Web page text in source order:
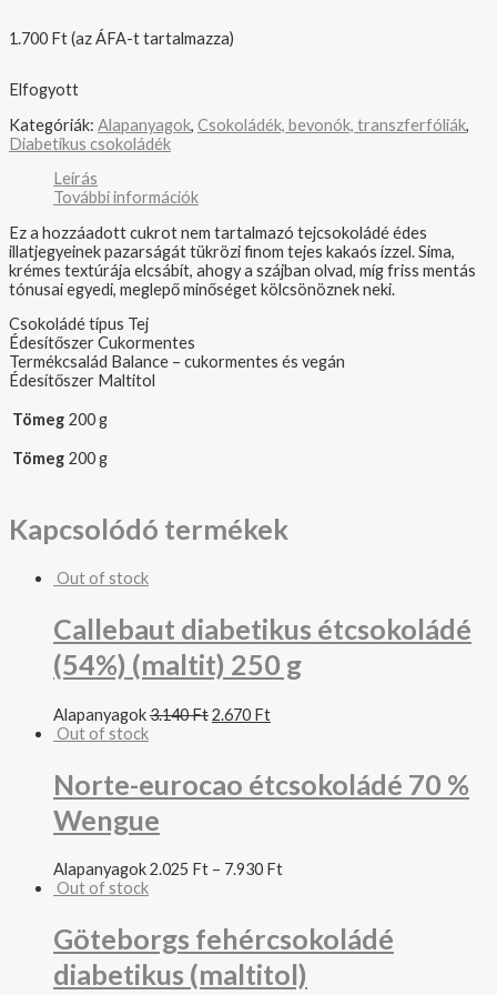
1.700 Ft(az ÁFA-t tartalmazza)
Elfogyott
Kategóriák: Alapanyagok, Csokoládék, bevonók, transzferfóliák,
Diabetikus csokoládék
Leírás
További információk
Ez a hozzáadott cukrot nem tartalmazó tejcsokoládé édes
illatjegyeinek pazarságát tükrözi finom tejes kakaós ízzel. Sima,
krémes textúrája elcsábít, ahogy a szájban olvad, míg friss mentás
tónusai egyedi, meglepő minőséget kölcsönöznek neki.
Csokoládé típus Tej
Édesítőszer Cukormentes
Termékcsalád Balance – cukormentes és vegán
Édesítőszer Maltitol
Tömeg 200 g
Tömeg 200 g
Kapcsolódó termékek
Out of stock
Callebaut diabetikus étcsokoládé
(54%) (maltit) 250 g
Alapanyagok3.140Ft2.670 Ft
Out of stock
Norte-eurocao étcsokoládé 70 %
Wengue
Alapanyagok2.025 Ft – 7.930 Ft
Out of stock
Göteborgs fehércsokoládé
diabetikus (maltitol)